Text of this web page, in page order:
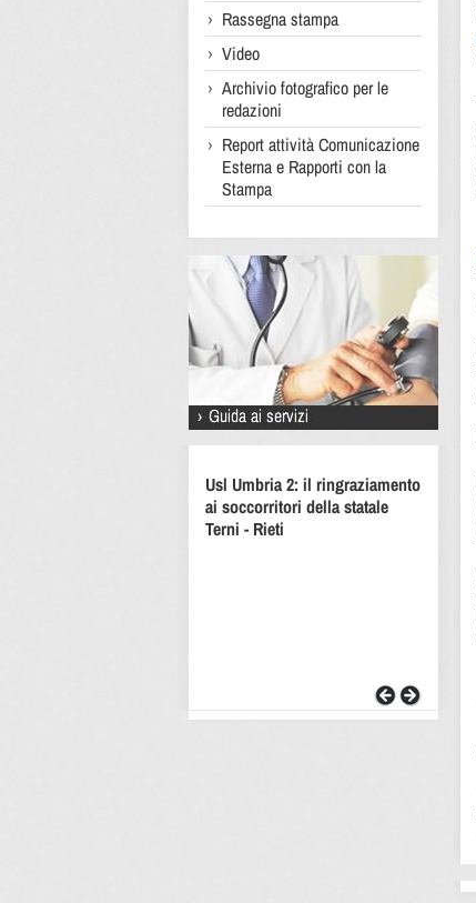
Rassegna stampa
Video
Archivio fotografico per le
redazioni
Report attività Comunicazione
Esterna e Rapporti con la
Stampa
Usl Umbria 2: il ringraziamento
ai soccorritori della statale
Terni - Rieti